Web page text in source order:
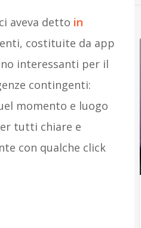
aveva detto in
costituite da app
interessanti per il
contingenti:
momento e luogo
tutti chiare e
con qualche click